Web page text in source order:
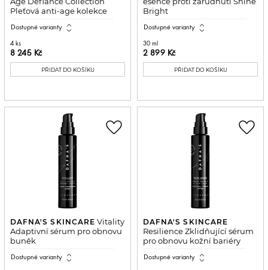
Pleťová anti-age kolekce
Dostupné varianty expand_all
4 ks
8 245 Kč
PŘIDAT DO KOŠÍKU
Bright
Dostupné varianty expand_all
30 ml
2 899 Kč
PŘIDAT DO KOŠÍKU
DAFNA'S SKINCARE Vitality
Adaptivní sérum pro obnovu
buněk
Dostupné varianty expand_all
favorite_border
DAFNA'S SKINCARE
Resilience Zklidňující sérum
pro obnovu kožní bariéry
Dostupné varianty expand_all
favorite_border